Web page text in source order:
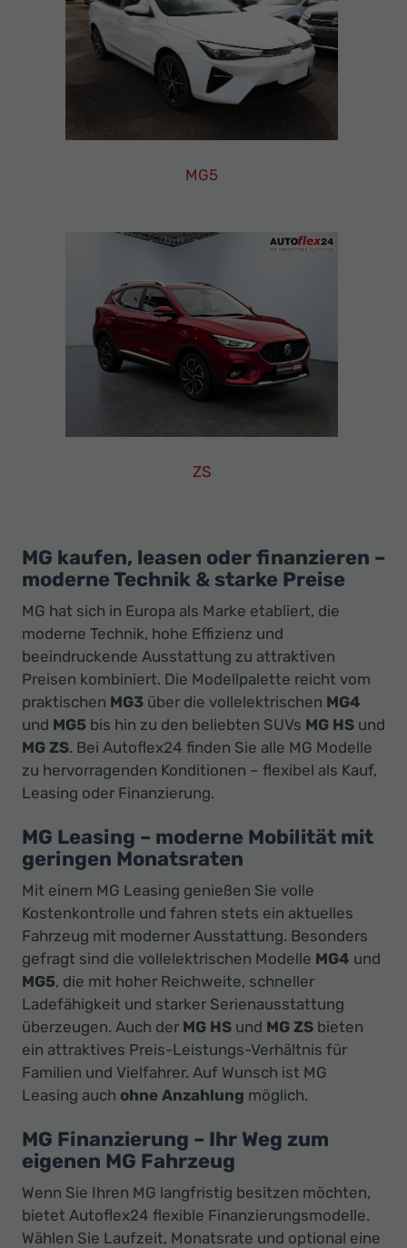
MG5
Finanzierung
Neuwagen
ZS
Finanzierung
Neuwagen
MG kaufen, leasen oder finanzieren –
moderne Technik & starke Preise
MG hat sich in Europa als Marke etabliert, die
moderne Technik, hohe Effizienz und
beeindruckende Ausstattung zu attraktiven
Preisen kombiniert. Die Modellpalette reicht vom
praktischen MG3 über die vollelektrischen MG4
und MG5 bis hin zu den beliebten SUVs MG HS und
MG ZS. Bei Autoflex24 finden Sie alle MG Modelle
zu hervorragenden Konditionen – flexibel als Kauf,
Leasing oder Finanzierung.
MG Leasing – moderne Mobilität mit
geringen Monatsraten
Mit einem MG Leasing genießen Sie volle
Kostenkontrolle und fahren stets ein aktuelles
Fahrzeug mit moderner Ausstattung. Besonders
gefragt sind die vollelektrischen Modelle MG4 und
MG5, die mit hoher Reichweite, schneller
Ladefähigkeit und starker Serienausstattung
überzeugen. Auch der MG HS und MG ZS bieten
ein attraktives Preis-Leistungs-Verhältnis für
Familien und Vielfahrer. Auf Wunsch ist MG
Leasing auch ohne Anzahlung möglich.
MG Finanzierung – Ihr Weg zum
eigenen MG Fahrzeug
Wenn Sie Ihren MG langfristig besitzen möchten,
bietet Autoflex24 flexible Finanzierungsmodelle.
Wählen Sie Laufzeit, Monatsrate und optional eine